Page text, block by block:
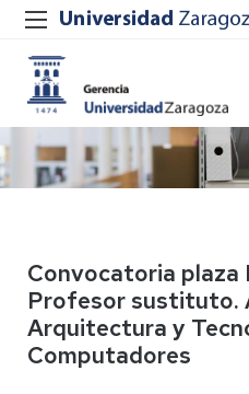
Convocatoria
Profesor sustituto.
Arquitectura y
Computadores